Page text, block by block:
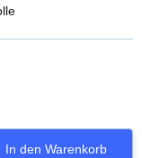
In den Warenkorb